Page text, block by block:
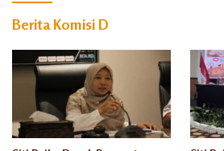
Berita Komisi D